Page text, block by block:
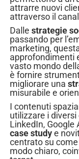
attrarre nuovi
attraverso il
Dalle strategie
passando per
marketing,
approfondimenti
vasto mondo
è fornire
migliorare una
misurabile e
I contenuti
utilizzare i
LinkedIn, Google
case studye
centrato su
modo chiaro,